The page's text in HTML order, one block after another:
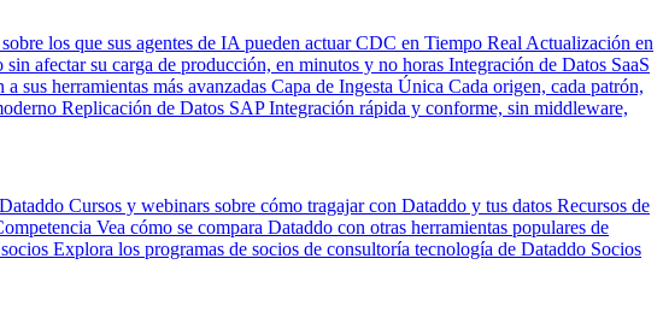
los que sus agentes de IA pueden actuar CDC en Tiempo Real Actualización en
afectar su carga de producción, en minutos y no horas Integración de Datos SaaS
sus herramientas más avanzadas Capa de Ingesta Única Cada origen, cada patrón,
Replicación de Datos SAP Integración rápida y conforme, sin middleware,
Cursos y webinars sobre cómo tragajar con Dataddo y tus datos Recursos de
Vea cómo se compara Dataddo con otras herramientas populares de
Explora los programas de socios de consultoría tecnología de Dataddo Socios